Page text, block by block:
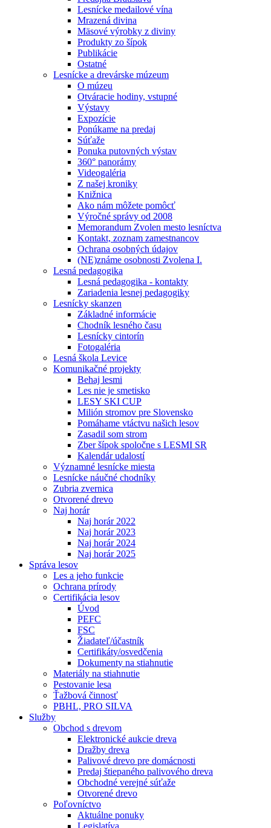
Lesnícke medailové vína
Mrazená divina
Mäsové výrobky z diviny
Produkty zo šípok
Publikácie
Ostatné
Lesnícke a drevárske múzeum
O múzeu
Otváracie hodiny, vstupné
Výstavy
Expozície
Ponúkame na predaj
Súťaže
Ponuka putovných výstav
360° panorámy
Videogaléria
Z našej kroniky
Knižnica
Ako nám môžete pomôcť
Výročné správy od 2008
Memorandum Zvolen mesto lesníctva
Kontakt, zoznam zamestnancov
Ochrana osobných údajov
(NE)známe osobnosti Zvolena I.
Lesná pedagogika
Lesná pedagogika - kontakty
Zariadenia lesnej pedagogiky
Lesnícky skanzen
Základné informácie
Chodník lesného času
Lesnícky cintorín
Fotogaléria
Lesná škola Levice
Komunikačné projekty
Behaj lesmi
Les nie je smetisko
LESY SKI CUP
Milión stromov pre Slovensko
Pomáhame vtáctvu našich lesov
Zasadil som strom
Zber šípok spoločne s LESMI SR
Kalendár udalostí
Významné lesnícke miesta
Lesnícke náučné chodníky
Zubria zvernica
Otvorené drevo
Naj horár
Naj horár 2022
Naj horár 2023
Naj horár 2024
Naj horár 2025
Správa lesov
Les a jeho funkcie
Ochrana prírody
Certifikácia lesov
Úvod
PEFC
FSC
Žiadateľ/účastník
Certifikáty/osvedčenia
Dokumenty na stiahnutie
Materiály na stiahnutie
Pestovanie lesa
Ťažbová činnosť
PBHL, PRO SILVA
Služby
Obchod s drevom
Elektronické aukcie dreva
Dražby dreva
Palivové drevo pre domácnosti
Predaj štiepaného palivového dreva
Obchodné verejné súťaže
Otvorené drevo
Poľovníctvo
Aktuálne ponuky
Legislatíva